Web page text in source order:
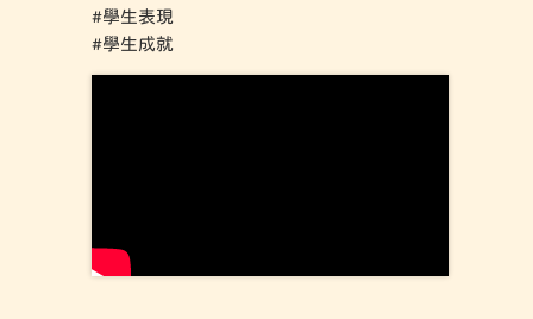
#學生表現
#學生成就